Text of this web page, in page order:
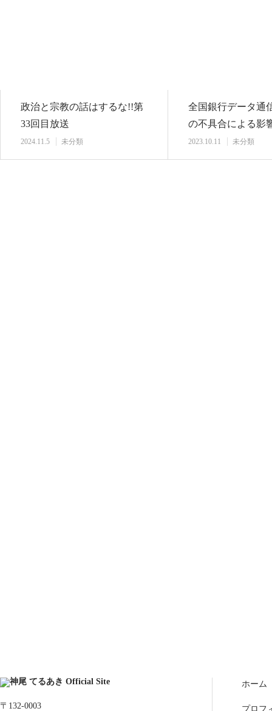
政治と宗教の話はするな!!第
33回目放送
2024.11.5 未分類
全国銀行データ通
の不具合による影
2023.10.11 未分類
〒132-0003
ホーム
プロフ